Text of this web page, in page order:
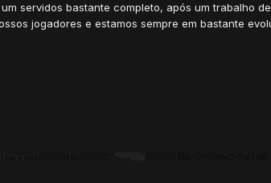
servidos bastante completo, após um trabalho
jogadores e estamos sempre em bastante